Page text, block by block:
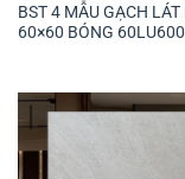
BST 4 MẪU GẠCH LÁT
60×60 BÓNG 60LU600